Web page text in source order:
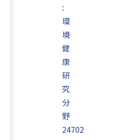
:
環
境
健
康
研
究
分
野
24702